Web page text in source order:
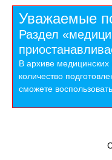
Уважаемые
Раздел
В архиве медицинских
количество
сможете